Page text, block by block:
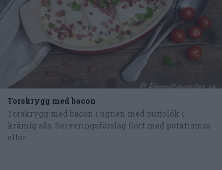
Torskrygg med bacon
Torskrygg med bacon i ugnen med purjolök i
krämig sås. Serveringsförslag Gott med potatismos
eller...